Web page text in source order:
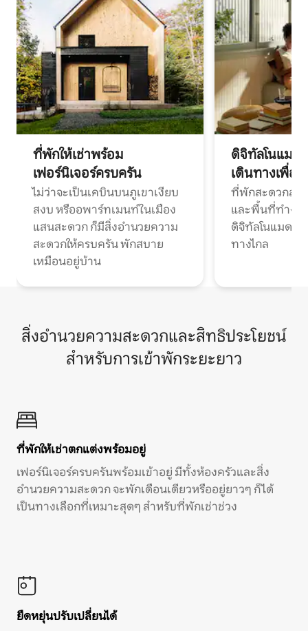
ที่พักให้เช่าพร้อม
เฟอร์นิเจอร์ครบครัน
ไม่ว่าจะเป็นเคบินบนภูเขาเงียบ
สงบ หรืออพาร์ทเมนท์ในเมือง
แสนสะดวก ก็มีสิ่งอำนวยความ
สะดวกให้ครบครัน พักสบาย
เหมือนอยู่บ้าน
ดิจิทัลโนแมด
เดินทางเพื่อ
ที่พักสะดวกสบ
และพื้นที่ทำงา
ดิจิทัลโนแมดแ
ทางไกล
สิ่งอำนวยความสะดวกและสิทธิประโยชน์
สำหรับการเข้าพักระยะยาว
ที่พักให้เช่าตกแต่งพร้อมอยู่
เฟอร์นิเจอร์ครบครันพร้อมเข้าอยู่ มีทั้งห้องครัวและสิ่ง
อำนวยความสะดวก จะพักเดือนเดียวหรืออยู่ยาวๆ ก็ได้
เป็นทางเลือกที่เหมาะสุดๆ สำหรับที่พักเช่าช่วง
ยืดหยุ่นปรับเปลี่ยนได้